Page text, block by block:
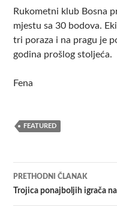
Rukometni klub Bosna
mjestu sa 30 bodova.
tri poraza i na pragu je
godina prošlog stoljeća.
Fena
FEATURED
Navigacija
članaka
PRETHODNI ČLANAK
Trojica ponajboljih igrača